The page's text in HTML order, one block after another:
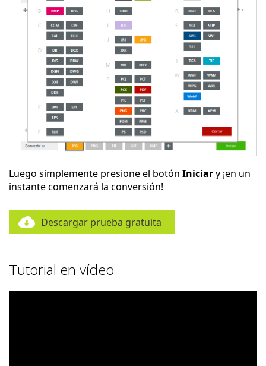
Luego simplemente presione el botón Iniciary ¡en un
instante comenzará la conversión!
Descargar prueba gratuita
Tutorial en vídeo